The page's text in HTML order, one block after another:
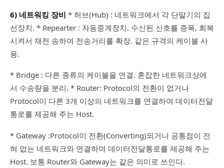
6) 네트워킹 장비 * 허브(Hub) : 네트워크에서 각 단말기의 집
선장치. * Repearter : 자동중계장치. 수신된 신호를 증폭, 회복
시켜서 재전 송하여 전송거리를 확장. 같은 규격의 케이블 사
용.
* Bridge : 다른 종류의 케이블을 연결. 혼잡한 네트워크상에
서 수송량을 분리. * Router: Protocol의 전환이 없거나
Protocol이 다른 3개 이상의 네트워크를 연결하여 데이터전달
통로를 제공해 주는 Host.
* Gateway :Protocol이 전환(Converting)되거나 공통점이 전
혀 없는 네트워크와 연결하여 데이터전달통로를 제공해 주는
Host. 보통 Router와 Gateway는 같은 의미로 쓰인다.